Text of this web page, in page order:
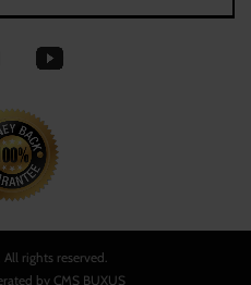
rights reserved.
by CMS BUXUS